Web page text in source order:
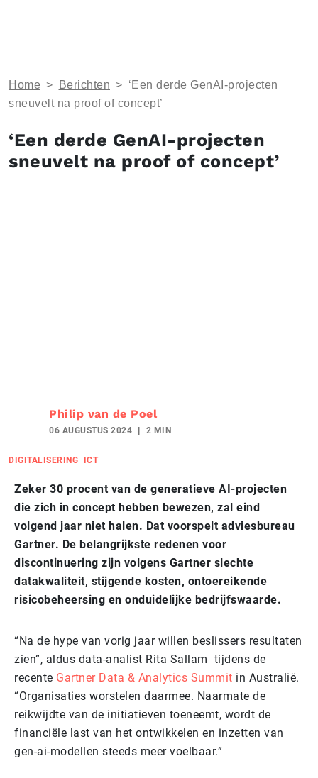
Home > Berichten > ‘Een derde GenAI-projecten
sneuvelt na proof of concept’
‘Een derde GenAI-projecten
sneuvelt na proof of concept’
Philip van de Poel
06 AUGUSTUS 2024 2 MIN
DIGITALISERING ICT
Zeker 30 procent van de generatieve AI-projecten
die zich in concept hebben bewezen, zal eind
volgend jaar niet halen. Dat voorspelt adviesbureau
Gartner. De belangrijkste redenen voor
discontinuering zijn volgens Gartner slechte
datakwaliteit, stijgende kosten, ontoereikende
risicobeheersing en onduidelijke bedrijfswaarde.
“Na de hype van vorig jaar willen beslissers resultaten
zien”, aldus data-analist Rita Sallam tijdens de
recente Gartner Data & Analytics Summit in Australië.
“Organisaties worstelen daarmee. Naarmate de
reikwijdte van de initiatieven toeneemt, wordt de
financiële last van het ontwikkelen en inzetten van
gen-ai-modellen steeds meer voelbaar.”